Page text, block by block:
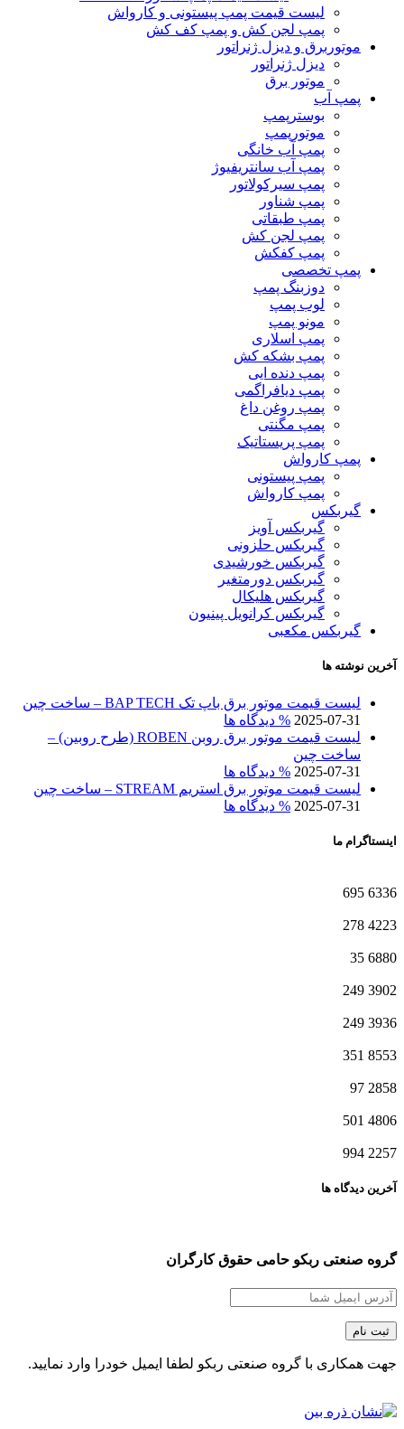
لیست قیمت پمپ پیستونی و کارواش
پمپ لجن کش و پمپ کف کش
موتوربرق و دیزل ژنراتور
دیزل ژنراتور
موتور برق
پمپ آب
بوسترپمپ
موتورپمپ
پمپ آب خانگی
پمپ آب سانتریفیوژ
پمپ سیرکولاتور
پمپ شناور
پمپ طبقاتی
پمپ لجن کش
پمپ کفکش
پمپ تخصصی
دوزبنگ پمپ
لوب پمپ
مونو پمپ
پمپ اسلاری
پمپ بشکه کش
پمپ دنده ایی
پمپ دیافراگمی
پمپ روغن داغ
پمپ مگنتی
پمپ پریستاتیک
پمپ کارواش
پمپ پیستونی
پمپ کارواش
گیربکس
گیربکس آویز
گیربکس حلزونی
گیربکس خورشیدی
گیربکس دورمتغیر
گیربکس هلیکال
گیربکس کرانویل پینیون
گیربکس مکعبی
آخرین نوشته ها
لیست قیمت موتور برق باپ تک BAP TECH – ساخت چین
2025-07-31 % دیدگاه ها
لیست قیمت موتور برق روبن ROBEN (طرح روبین) –
ساخت چین
2025-07-31 % دیدگاه ها
لیست قیمت موتور برق استریم STREAM – ساخت چین
2025-07-31 % دیدگاه ها
اینستاگرام ما
6336
695
4223
278
6880
35
3902
249
3936
249
8553
351
2858
97
4806
501
2257
994
آخرین دیدگاه ها
گروه صنعتی ربکو حامی حقوق کارگران
جهت همکاری با گروه صنعتی ربکو لطفا ایمیل خودرا وارد نمایید.